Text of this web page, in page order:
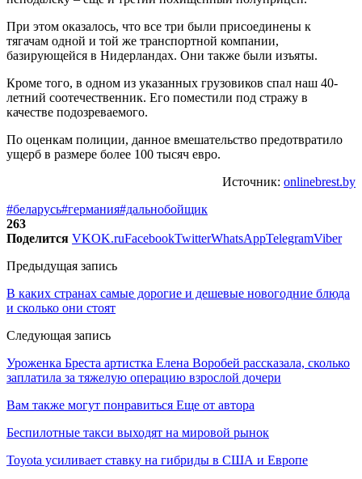
При этом оказалось, что все три были присоединены к
тягачам одной и той же транспортной компании,
базирующейся в Нидерландах. Они также были изъяты.
Кроме того, в одном из указанных грузовиков спал наш 40-
летний соотечественник. Его поместили под стражу в
качестве подозреваемого.
По оценкам полиции, данное вмешательство предотвратило
ущерб в размере более 100 тысяч евро.
Источник: onlinebrest.by
#беларусь#германия#дальнобойщик
263
Поделится VKOK.ruFacebookTwitterWhatsAppTelegramViber
Предыдущая запись
В каких странах самые дорогие и дешевые новогодние блюда
и сколько они стоят
Следующая запись
Уроженка Бреста артистка Елена Воробей рассказала, сколько
заплатила за тяжелую операцию взрослой дочери
Вам также могут понравиться Еще от автора
Беспилотные такси выходят на мировой рынок
Toyota усиливает ставку на гибриды в США и Европе